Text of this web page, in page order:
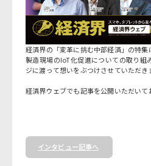
経済界の「変革に挑む中部経済」の特集
製造現場のIoT化促進についての取り組
ジに渡って想いをぶつけさせていただき
経済界ウェブでも記事を公開いただいて
インタビュー記事へ